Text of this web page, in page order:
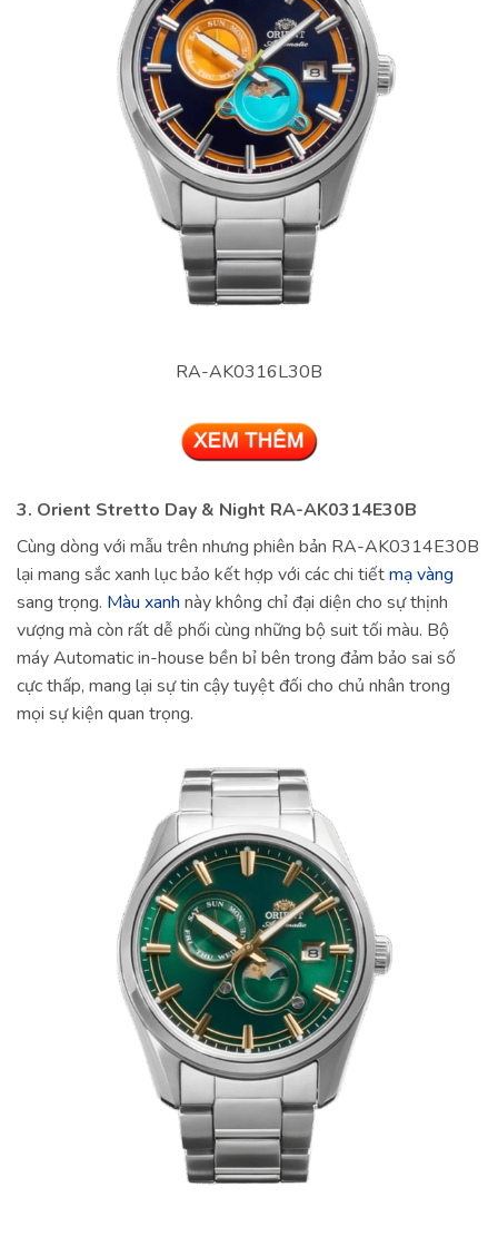
RA-AK0316L30B
3. Orient Stretto Day & Night RA-AK0314E30B
Cùng dòng với mẫu trên nhưng phiên bản RA-AK0314E30B
lại mang sắc xanh lục bảo kết hợp với các chi tiếtmạ vàng
sang trọng. Màu xanh này không chỉ đại diện cho sự thịnh
vượng mà còn rất dễ phối cùng những bộ suit tối màu. Bộ
máy Automatic in-house bền bỉ bên trong đảm bảo sai số
cực thấp, mang lại sự tin cậy tuyệt đối cho chủ nhân trong
mọi sự kiện quan trọng.